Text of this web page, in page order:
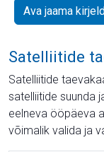
Ava jaama
Satelliitide
Satelliitide
satelliitide suunda
eelneva ööpäeva
võimalik valida ja